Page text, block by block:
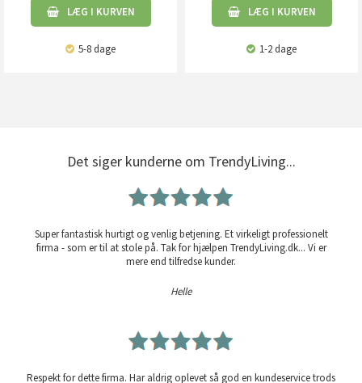
LÆG I KURVEN
5-8 dage
LÆG I KURVEN
1-2 dage
Det siger kunderne om TrendyLiving...
Super fantastisk hurtigt og venlig betjening. Et virkeligt professionelt
firma - som er til at stole på. Tak for hjælpen TrendyLiving.dk... Vi er
mere end tilfredse kunder.
Helle
Respekt for dette firma. Har aldrig oplevet så god en kundeservice trods